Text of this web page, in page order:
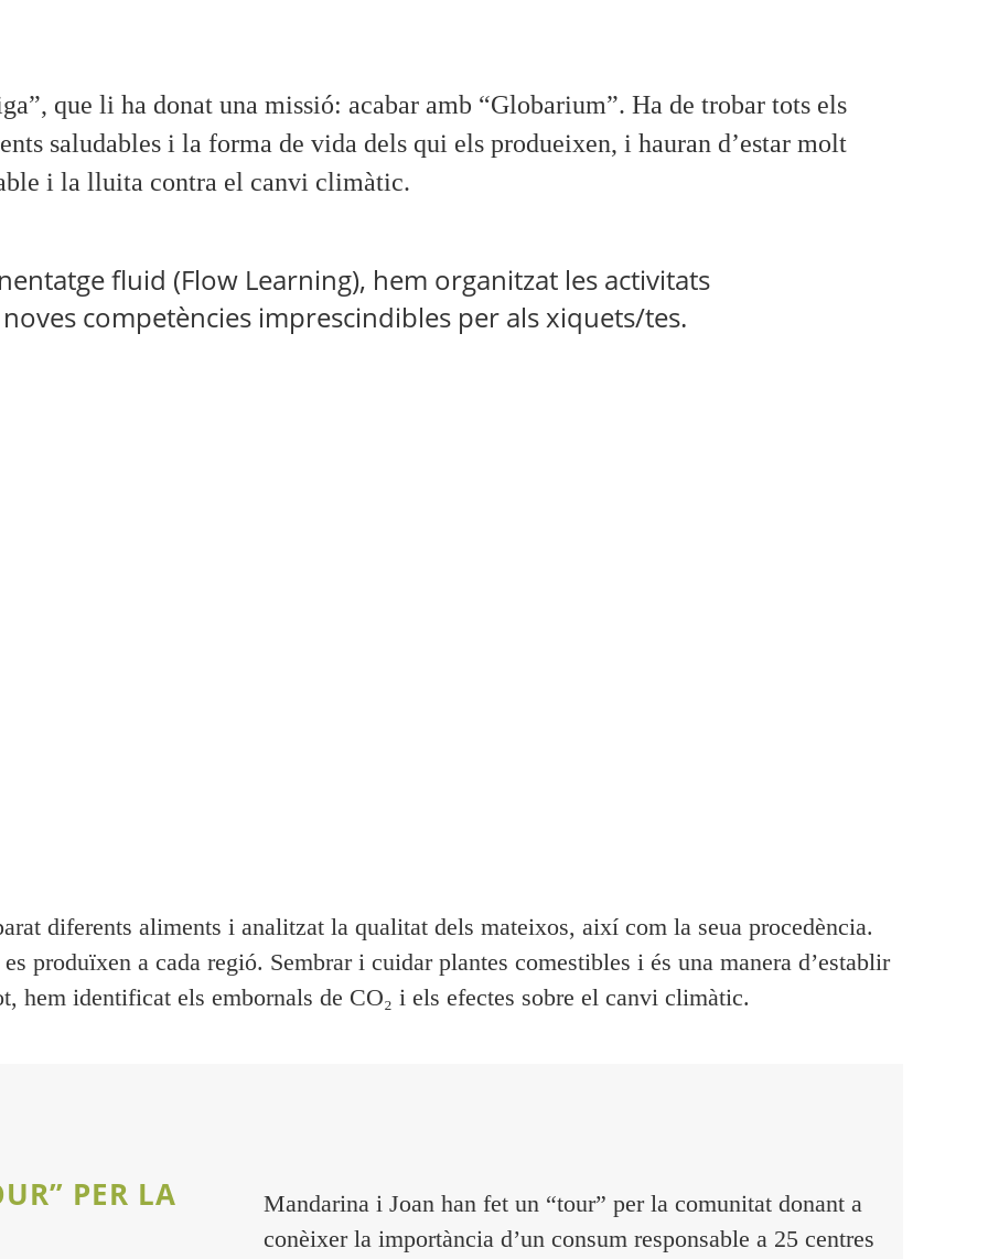
que li ha donat una missió: acabar amb “Globarium”. Ha de trobar tots els
saludables i la forma de vida dels qui els produeixen, i hauran d’estar molt
i la lluita contra el canvi climàtic.
fluid (Flow Learning), hem organitzat les activitats
competències imprescindibles per als xiquets/tes.
diferents aliments i analitzat la qualitat dels mateixos, així com la seua procedència.
es produïxen a cada regió. Sembrar i cuidar plantes comestibles i és una manera d’establir
hem identificat els embornals de CO₂ i els efectes sobre el canvi climàtic.
PER LA
Mandarina i Joan han fet un “tour” per la comunitat donant a
conèixer la importància d’un consum responsable a 25 centres